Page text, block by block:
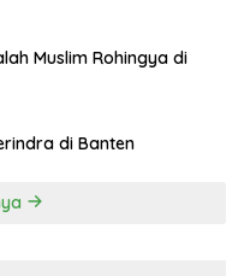
Muslim Rohingya di
di Banten